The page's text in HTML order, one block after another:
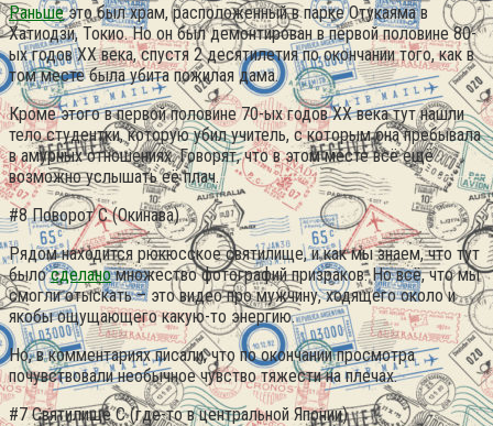
Раньшеэто был храм, расположенный в парке Отукаяма в
Хатиодзи, Токио. Но он был демонтирован в первой половине 80-
ых годов XX века, спустя 2 десятилетия по окончании того, как в
том месте была убита пожилая дама.
Кроме этого в первой половине 70-ых годов XX века тут нашли
тело студентки, которую убил учитель, с которым она пребывала
в амурных отношениях. Говорят, что в этом месте всё ещё
возможно услышать её плач.
#8 Поворот С (Окинава)
Рядом находится рюкюсское святилище, и как мы знаем, что тут
былосделаномножество фотографий призраков. Но всё, что мы
смогли отыскать – это видео про мужчину, ходящего около и
якобы ощущающего какую-то энергию.
Но, в комментариях писали, что по окончании просмотра
почувствовали необычное чувство тяжести на плечах.
#7 Святилище С (где-то в центральной Японии)